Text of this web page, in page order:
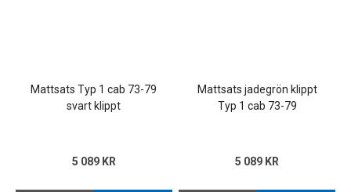
Mattsats Typ 1 cab 73-79
svart klippt
5 089 KR
Mattsats jadegrön klippt
Typ 1 cab 73-79
5 089 KR